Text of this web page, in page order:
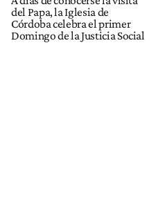
del Papa, la Iglesia de
Córdoba celebra el primer
Domingo de la Justicia Social